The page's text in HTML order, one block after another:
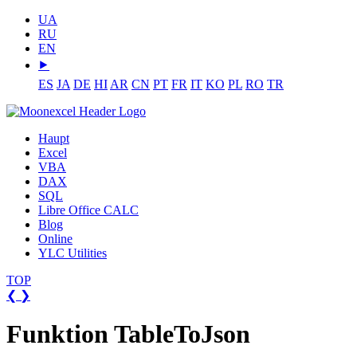
UA
RU
EN
⯈
ES JA DE HI AR CN PT FR IT KO PL RO TR
Haupt
Excel
VBA
DAX
SQL
Libre Office CALC
Blog
Online
YLC Utilities
TOP
❮ ❯
Funktion TableToJson